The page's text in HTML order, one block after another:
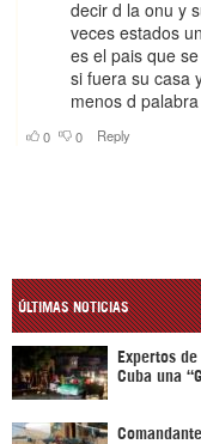
ÚLTIMAS NOTICIAS
Expertos
Cuba una